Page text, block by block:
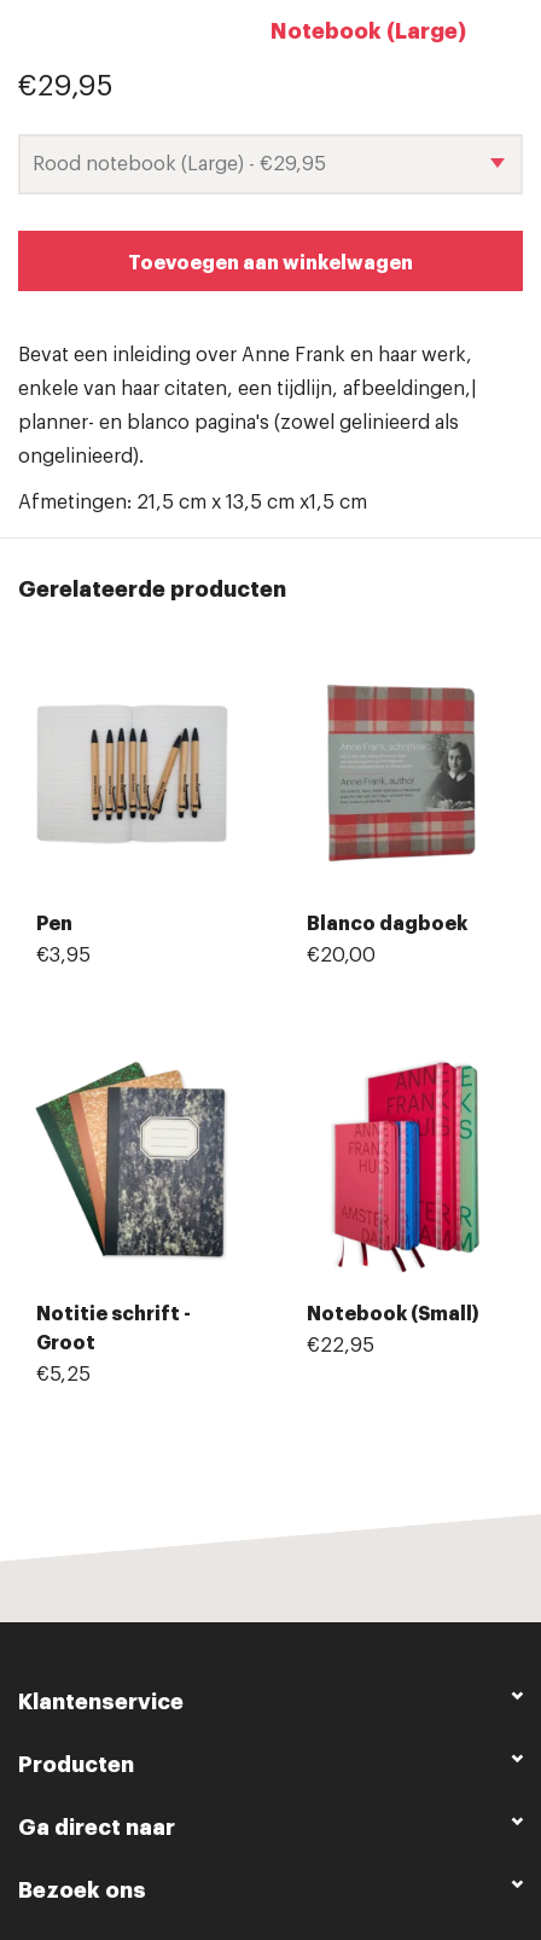
Notebook (Large)
€29,95
Toevoegen aan winkelwagen
Bevat een inleiding over Anne Frank en haar werk,
enkele van haar citaten, een tijdlijn, afbeeldingen,|
planner- en blanco pagina's (zowel gelinieerd als
ongelinieerd).
Afmetingen: 21,5 cm x 13,5 cm x1,5 cm
Gerelateerde producten
Pen
€3,95
Blanco dagboek
€20,00
Notitie schrift -
Groot
€5,25
Notebook (Small)
€22,95
Klantenservice
Producten
Ga direct naar
Bezoek ons